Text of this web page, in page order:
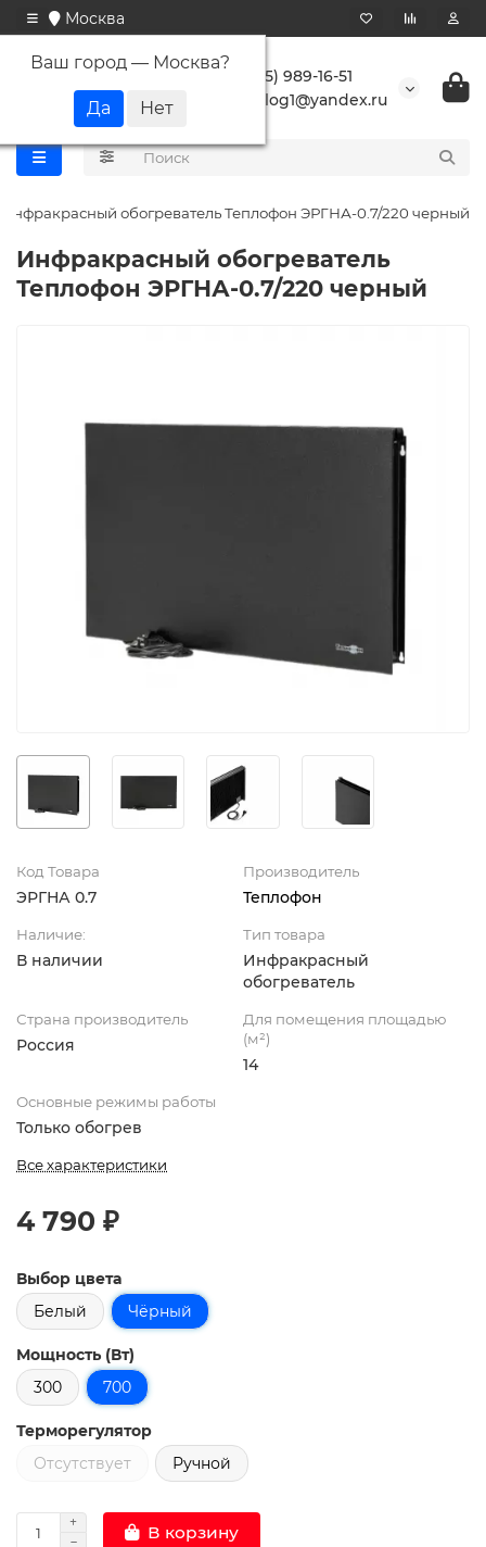
Москва
Ваш город — Москва?
+7 (495) 989-16-51
buranlog1@yandex.ru
Инфракрасный обогреватель Теплофон ЭРГНА-0.7/220 черный
Инфракрасный обогреватель
Теплофон ЭРГНА-0.7/220 черный
Код Товара
ЭРГНА 0.7
Производитель
Теплофон
Наличие:
В наличии
Тип товара
Инфракрасный
обогреватель
Страна производитель
Россия
Для помещения площадью
(м²)
14
Основные режимы работы
Только обогрев
Все характеристики
4 790 ₽
Выбор цвета
Белый
Чёрный
Мощность (Вт)
300
700
Терморегулятор
Отсутствует
Ручной
В корзину